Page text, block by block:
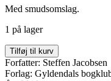
Med smudsomslag.
1 på lager
Ghostwriter
antal
Tilføj til kurv
Forfatter: Steffen Jacobsen
Forlag: Gyldendals